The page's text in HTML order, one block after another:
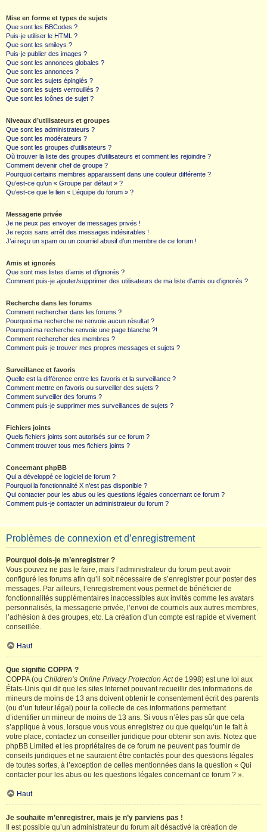
Mise en forme et types de sujets
Que sont les BBCodes ?
Puis-je utiliser le HTML ?
Que sont les smileys ?
Puis-je publier des images ?
Que sont les annonces globales ?
Que sont les annonces ?
Que sont les sujets épinglés ?
Que sont les sujets verrouillés ?
Que sont les icônes de sujet ?
Niveaux d’utilisateurs et groupes
Que sont les administrateurs ?
Que sont les modérateurs ?
Que sont les groupes d’utilisateurs ?
Où trouver la liste des groupes d’utilisateurs et comment les rejoindre ?
Comment devenir chef de groupe ?
Pourquoi certains membres apparaissent dans une couleur différente ?
Qu’est-ce qu’un « Groupe par défaut » ?
Qu’est-ce que le lien « L’équipe du forum » ?
Messagerie privée
Je ne peux pas envoyer de messages privés !
Je reçois sans arrêt des messages indésirables !
J’ai reçu un spam ou un courriel abusif d’un membre de ce forum !
Amis et ignorés
Que sont mes listes d’amis et d’ignorés ?
Comment puis-je ajouter/supprimer des utilisateurs de ma liste d’amis ou d’ignorés ?
Recherche dans les forums
Comment rechercher dans les forums ?
Pourquoi ma recherche ne renvoie aucun résultat ?
Pourquoi ma recherche renvoie une page blanche ?!
Comment rechercher des membres ?
Comment puis-je trouver mes propres messages et sujets ?
Surveillance et favoris
Quelle est la différence entre les favoris et la surveillance ?
Comment mettre en favoris ou surveiller des sujets ?
Comment surveiller des forums ?
Comment puis-je supprimer mes surveillances de sujets ?
Fichiers joints
Quels fichiers joints sont autorisés sur ce forum ?
Comment trouver tous mes fichiers joints ?
Concernant phpBB
Qui a développé ce logiciel de forum ?
Pourquoi la fonctionnalité X n’est pas disponible ?
Qui contacter pour les abus ou les questions légales concernant ce forum ?
Comment puis-je contacter un administrateur du forum ?
Problèmes de connexion et d’enregistrement
Pourquoi dois-je m’enregistrer ?
Vous pouvez ne pas le faire, mais l’administrateur du forum peut avoir
configuré les forums afin qu’il soit nécessaire de s’enregistrer pour poster des
messages. Par ailleurs, l’enregistrement vous permet de bénéficier de
fonctionnalités supplémentaires inaccessibles aux invités comme les avatars
personnalisés, la messagerie privée, l’envoi de courriels aux autres membres,
l’adhésion à des groupes, etc. La création d’un compte est rapide et vivement
conseillée.
Haut
Que signifie COPPA ?
COPPA (ou Children’s Online Privacy Protection Actde 1998) est une loi aux
États-Unis qui dit que les sites Internet pouvant recueillir des informations de
mineurs de moins de 13 ans doivent obtenir le consentement écrit des parents
(ou d’un tuteur légal) pour la collecte de ces informations permettant
d’identifier un mineur de moins de 13 ans. Si vous n’êtes pas sûr que cela
s’applique à vous, lorsque vous vous enregistrez ou que quelqu’un le fait à
votre place, contactez un conseiller juridique pour obtenir son avis. Notez que
phpBB Limited et les propriétaires de ce forum ne peuvent pas fournir de
conseils juridiques et ne sauraient être contactés pour des questions légales
de toutes sortes, à l’exception de celles mentionnées dans la question « Qui
contacter pour les abus ou les questions légales concernant ce forum ? ».
Haut
Je souhaite m’enregistrer, mais je n’y parviens pas !
Il est possible qu’un administrateur du forum ait désactivé la création de